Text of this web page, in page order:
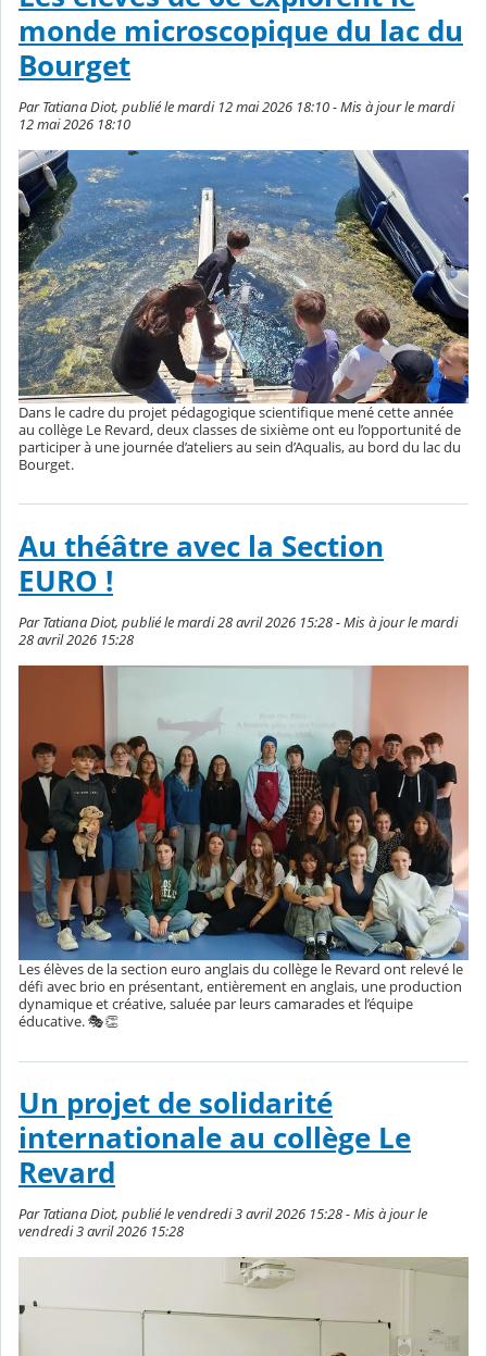
monde microscopique du lac du
Bourget
Par Tatiana Diot, publié le mardi 12 mai 2026 18:10 - Mis à jour le mardi
12 mai 2026 18:10
Dans le cadre du projet pédagogique scientifique mené cette année
au collège Le Revard, deux classes de sixième ont eu l’opportunité de
participer à une journée d’ateliers au sein d’Aqualis, au bord du lac du
Bourget.
Au théâtre avec la Section
EURO !
Par Tatiana Diot, publié le mardi 28 avril 2026 15:28 - Mis à jour le mardi
28 avril 2026 15:28
Les élèves de la section euro anglais du collège le Revard ont relevé le
défi avec brio en présentant, entièrement en anglais, une production
dynamique et créative, saluée par leurs camarades et l’équipe
éducative. 🎭👏
Un projet de solidarité
internationale au collège Le
Revard
Par Tatiana Diot, publié le vendredi 3 avril 2026 15:28 - Mis à jour le
vendredi 3 avril 2026 15:28